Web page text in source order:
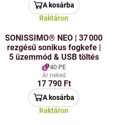
A kosárba
Raktáron
SONISSIMO® NEO | 37 000
rezgésű sonikus fogkefe |
5 üzemmód & USB töltés
40 PE
Ár neked
17 790 Ft
A kosárba
Raktáron